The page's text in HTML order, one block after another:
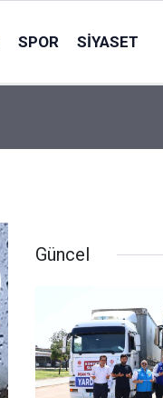
SPOR SIYASET
Güncel